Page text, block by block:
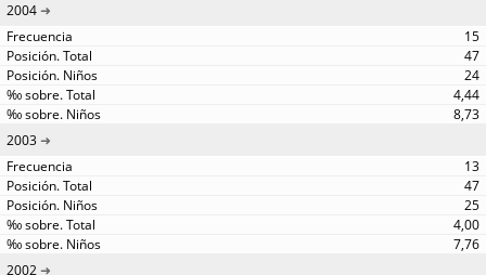
2004
15
47
24
4,44
8,73
2003
13
47
25
4,00
7,76
2002